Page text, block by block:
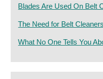
Blades Are Used On Belt
The Need for Belt
What No One Tells You